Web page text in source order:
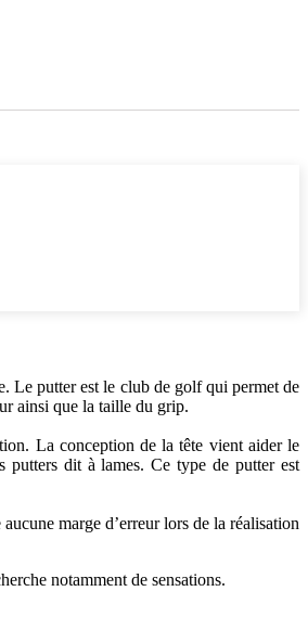
Le putter est le club de golf qui permet de
ainsi que la taille du grip.
La conception de la tête vient aider le
putters dit à lames. Ce type de putter est
marge d’erreur lors de la réalisation
notamment de sensations.